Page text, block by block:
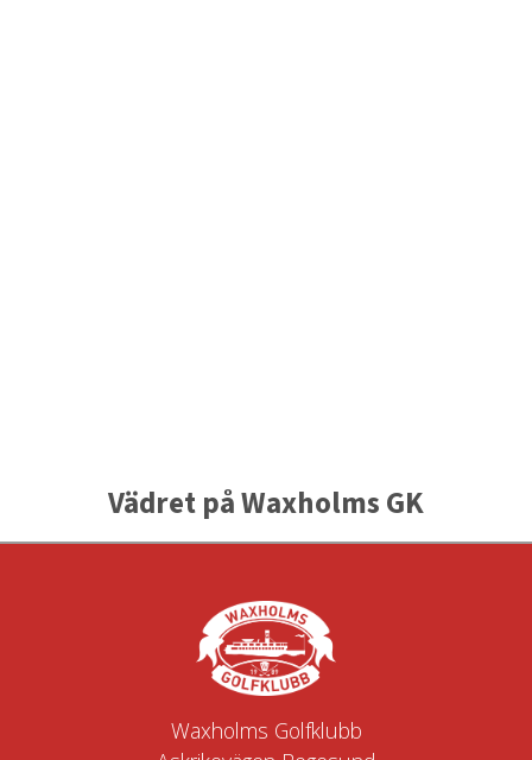
Vädret på Waxholms GK
Waxholms Golfklubb